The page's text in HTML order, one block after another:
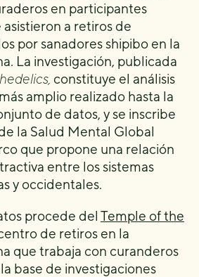
en participantes
a retiros de
por sanadores shipibo en la
La investigación, publicada
constituye el análisis
amplio realizado hasta la
de datos, y se inscribe
la Salud Mental Global
que propone una relación
entre los sistemas
y occidentales.
procede del Temple of the
de retiros en la
que trabaja con curanderos
base de investigaciones